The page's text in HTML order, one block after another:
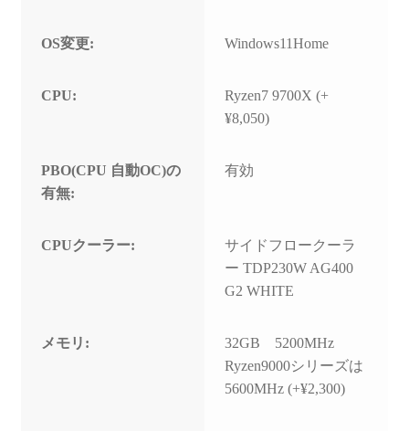
OS変更: Windows11Home
CPU:
Ryzen7 9700X (+
¥8,050)
PBO(CPU 自動OC)の
有無:
有効
CPUクーラー:
サイドフロークーラ
ー TDP230W AG400
G2 WHITE
メモリ:
32GB 5200MHz
Ryzen9000シリーズは
5600MHz (+¥2,300)